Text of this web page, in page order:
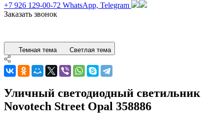
+7 926 129-00-72 WhatsApp, Telegram
Заказать звонок
Темная тема Светлая тема
Уличный светодиодный светильник
Novotech Street Opal 358886